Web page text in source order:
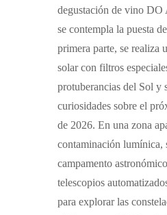
degustación de vino DO
se contempla la puesta
primera parte, se realiza
solar con filtros
protuberancias del Sol y
curiosidades sobre el
de 2026. En una zona
contaminación lumínica,
campamento
telescopios
para explorar las